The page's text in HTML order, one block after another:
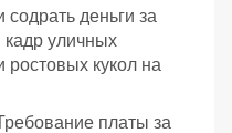
содрать деньги за
кадр уличных
ростовых кукол на
платы за